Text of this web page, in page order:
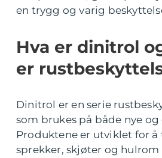
en trygg og varig
Hva er dinitrol
er
Dinitrol er en serie
som brukes på både nye
Produktene er utviklet for å
sprekker, skjøter og